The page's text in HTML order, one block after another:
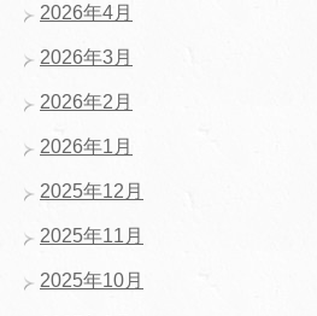
2026年4月
2026年3月
2026年2月
2026年1月
2025年12月
2025年11月
2025年10月